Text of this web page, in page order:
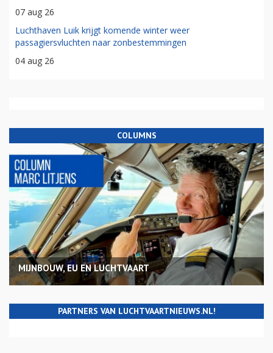
07 aug 26
Luchthaven Luik krijgt komende winter weer
passagiersvluchten naar zonbestemmingen
04 aug 26
COLUMNS
MIJNBOUW, EU EN LUCHTVAART
PARTNERS VAN LUCHTVAARTNIEUWS.NL!